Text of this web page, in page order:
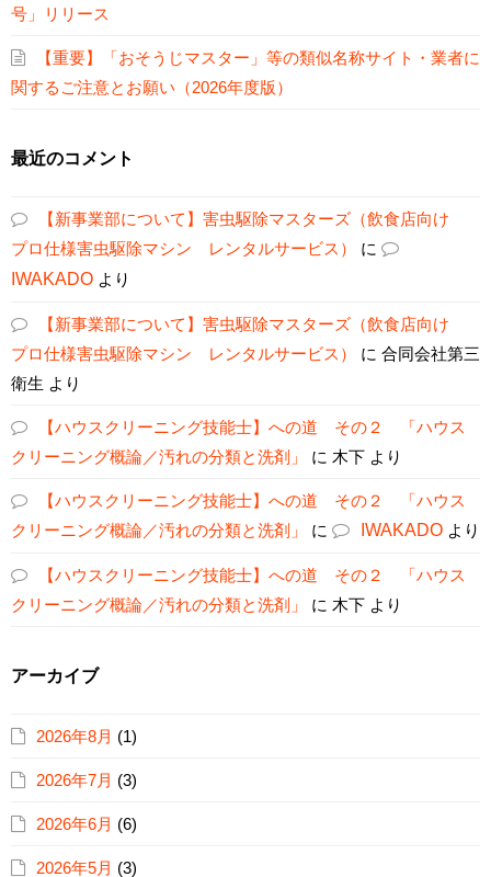
号」リリース
【重要】「おそうじマスター」等の類似名称サイト・業者に
関するご注意とお願い（2026年度版）
最近のコメント
【新事業部について】害虫駆除マスターズ（飲食店向け
プロ仕様害虫駆除マシン レンタルサービス）
に
IWAKADO より
【新事業部について】害虫駆除マスターズ（飲食店向け
プロ仕様害虫駆除マシン レンタルサービス）
に 合同会社第三
衛生 より
【ハウスクリーニング技能士】への道 その２ 「ハウス
クリーニング概論／汚れの分類と洗剤」
に 木下 より
【ハウスクリーニング技能士】への道 その２ 「ハウス
クリーニング概論／汚れの分類と洗剤」
に IWAKADO より
【ハウスクリーニング技能士】への道 その２ 「ハウス
クリーニング概論／汚れの分類と洗剤」
に 木下 より
アーカイブ
2026年8月 (1)
2026年7月 (3)
2026年6月 (6)
2026年5月 (3)